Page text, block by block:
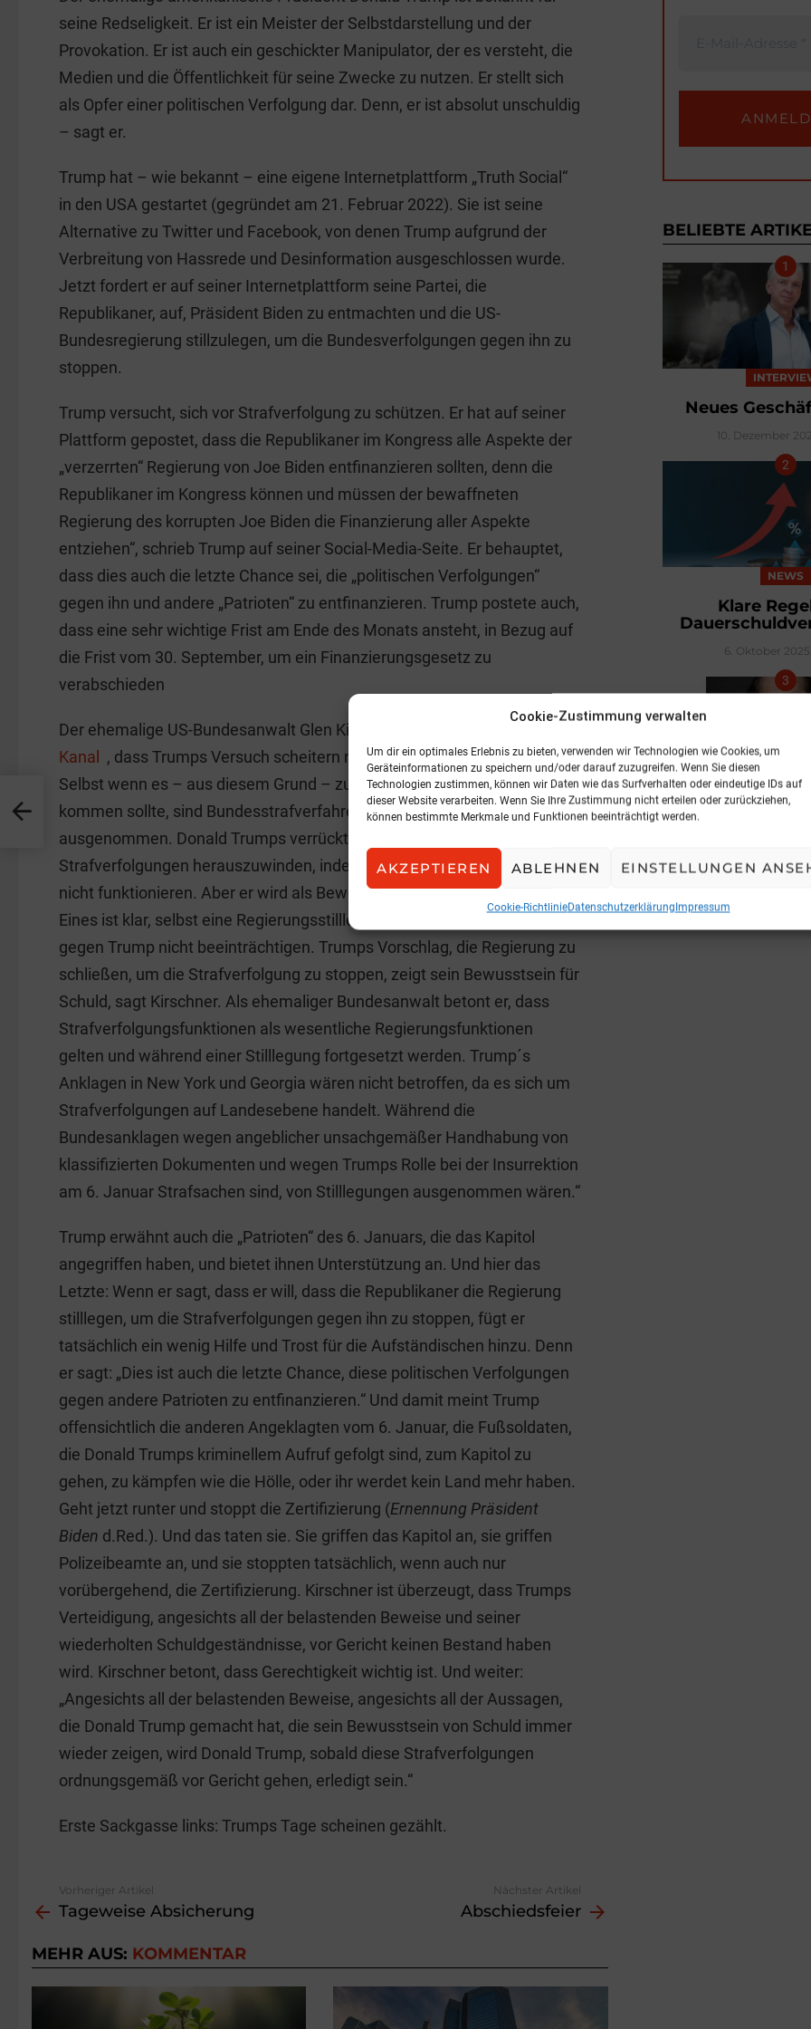
Cookie-Zustimmung verwalten
Um dir ein optimales Erlebnis zu bieten, verwenden wir Technologien wie Cookies, um
Geräteinformationen zu speichern und/oder darauf zuzugreifen. Wenn Sie diesen
Technologien zustimmen, können wir Daten wie das Surfverhalten oder eindeutige IDs auf
dieser Website verarbeiten. Wenn Sie Ihre Zustimmung nicht erteilen oder zurückziehen,
können bestimmte Merkmale und Funktionen beeinträchtigt werden.
AKZEPTIEREN ABLEHNEN EINSTELLUNGEN
Cookie-RichtlinieDatenschutzerklärungImpressum
c
e
b
o
o
k
e
dI
n
ai
l
tt
er
seine Redseligkeit. Er ist ein Meister der Selbstdarstellung und der
Provokation. Er ist auch ein geschickter Manipulator, der es versteht, die
Medien und die Öffentlichkeit für seine Zwecke zu nutzen. Er stellt sich
als Opfer einer politischen Verfolgung dar. Denn, er ist absolut unschuldig
– sagt er.
Trump hat – wie bekannt – eine eigene Internetplattform „Truth Social“
in den USA gestartet (gegründet am 21. Februar 2022). Sie ist seine
Alternative zu Twitter und Facebook, von denen Trump aufgrund der
Verbreitung von Hassrede und Desinformation ausgeschlossen wurde.
Jetzt fordert er auf seiner Internetplattform seine Partei, die
Republikaner, auf, Präsident Biden zu entmachten und die US-
Bundesregierung stillzulegen, um die Bundesverfolgungen gegen ihn zu
stoppen.
Trump versucht, sich vor Strafverfolgung zu schützen. Er hat auf seiner
Plattform gepostet, dass die Republikaner im Kongress alle Aspekte der
„verzerrten“ Regierung von Joe Biden entfinanzieren sollten, denn die
Republikaner im Kongress können und müssen der bewaffneten
Regierung des korrupten Joe Biden die Finanzierung aller Aspekte
entziehen“, schrieb Trump auf seiner Social-Media-Seite. Er behauptet,
dass dies auch die letzte Chance sei, die „politischen Verfolgungen“
gegen ihn und andere „Patrioten“ zu entfinanzieren. Trump postete auch,
dass eine sehr wichtige Frist am Ende des Monats ansteht, in Bezug auf
die Frist vom 30. September, um ein Finanzierungsgesetz zu
verabschieden
Der ehemalige US-Bundesanwalt Glen Kirschner erklärt auf seinem
Kanal
, dass Trumps Versuch scheitern muss. Kirschner erklärt dies so:
Selbst wenn es – aus diesem Grund – zu einem Regierungsstillstand
kommen sollte, sind Bundesstrafverfahren von Stilllegungen
ausgenommen. Donald Trumps verrückter Plan, sich aus seinen
Strafverfolgungen herauszuwinden, indem er die Regierung stilllegt, wird
nicht funktionieren. Aber er wird als Beweis gegen ihn zulässig sein.
Eines ist klar, selbst eine Regierungsstilllegung würde die Strafverfahren
gegen Trump nicht beeinträchtigen. Trumps Vorschlag, die Regierung zu
schließen, um die Strafverfolgung zu stoppen, zeigt sein Bewusstsein für
Schuld, sagt Kirschner. Als ehemaliger Bundesanwalt betont er, dass
Strafverfolgungsfunktionen als wesentliche Regierungsfunktionen
gelten und während einer Stilllegung fortgesetzt werden. Trump´s
Anklagen in New York und Georgia wären nicht betroffen, da es sich um
Strafverfolgungen auf Landesebene handelt. Während die
Bundesanklagen wegen angeblicher unsachgemäßer Handhabung von
klassifizierten Dokumenten und wegen Trumps Rolle bei der Insurrektion
am 6. Januar Strafsachen sind, von Stilllegungen ausgenommen wären.“
Trump erwähnt auch die „Patrioten“ des 6. Januars, die das Kapitol
angegriffen haben, und bietet ihnen Unterstützung an. Und hier das
Letzte: Wenn er sagt, dass er will, dass die Republikaner die Regierung
stilllegen, um die Strafverfolgungen gegen ihn zu stoppen, fügt er
tatsächlich ein wenig Hilfe und Trost für die Aufständischen hinzu. Denn
er sagt: „Dies ist auch die letzte Chance, diese politischen Verfolgungen
gegen andere Patrioten zu entfinanzieren.“ Und damit meint Trump
offensichtlich die anderen Angeklagten vom 6. Januar, die Fußsoldaten,
die Donald Trumps kriminellem Aufruf gefolgt sind, zum Kapitol zu
gehen, zu kämpfen wie die Hölle, oder ihr werdet kein Land mehr haben.
Geht jetzt runter und stoppt die Zertifizierung (Ernennung Präsident
Biden d.Red.). Und das taten sie. Sie griffen das Kapitol an, sie griffen
Polizeibeamte an, und sie stoppten tatsächlich, wenn auch nur
vorübergehend, die Zertifizierung. Kirschner ist überzeugt, dass Trumps
Verteidigung, angesichts all der belastenden Beweise und seiner
wiederholten Schuldgeständnisse, vor Gericht keinen Bestand haben
wird. Kirschner betont, dass Gerechtigkeit wichtig ist. Und weiter:
„Angesichts all der belastenden Beweise, angesichts all der Aussagen,
die Donald Trump gemacht hat, die sein Bewusstsein von Schuld immer
wieder zeigen, wird Donald Trump, sobald diese Strafverfolgungen
ordnungsgemäß vor Gericht gehen, erledigt sein.“
Erste Sackgasse links: Trumps Tage scheinen gezählt.
more
Vorheriger Artikel
Tageweise Absicherung
Nächster Artikel
Abschiedsfeier
MEHR AUS: KOMMENTAR
BELIEBTE
Neues
10. Dezember
NEWS
Klare
6. Oktober
NEWS